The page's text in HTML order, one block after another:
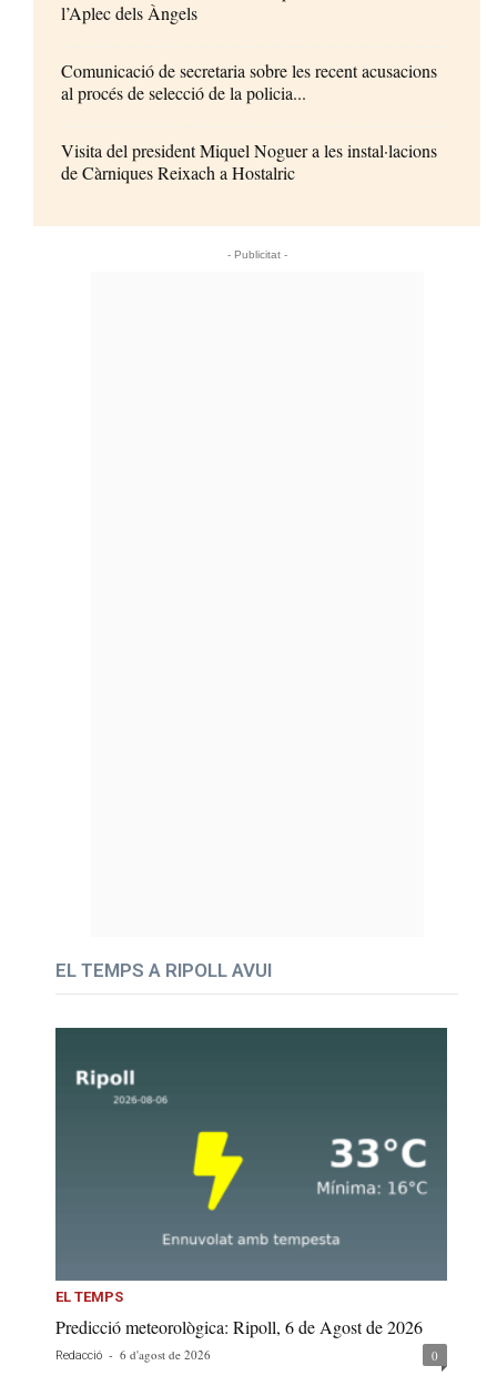
l’Aplec dels Àngels
Comunicació de secretaria sobre les recent acusacions
al procés de selecció de la policia...
Visita del president Miquel Noguer a les instal·lacions
de Càrniques Reixach a Hostalric
- Publicitat -
EL TEMPS A RIPOLL AVUI
EL TEMPS
Predicció meteorològica: Ripoll, 6 de Agost de 2026
Redacció - 6 d'agost de 2026 0